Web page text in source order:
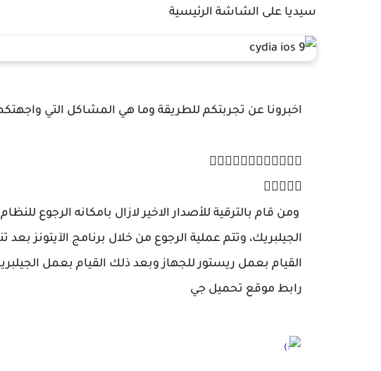
سيديا على الشاشة الرئيسية
اخبرونا عن تجربتكم للطريقة وما هي المشاكل التي
✌🏿️✌🏿✌🏿✌🏿✌🏿✌🏿
👇🏾👇🏾😁
الجيلبريك، وتتم عملية الرجوع من خلال برنامج الآيتونز
القيام بعمل ريستور للجهاز وبعد ذلك القيام بعمل
رابط موقع تحميل جي